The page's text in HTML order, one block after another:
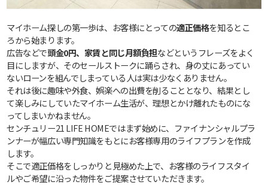
マイホーム探しの第一歩は、お客様にとっての適正価格を知るとこ
ろから始まります。
広告などで頭金0円、家賃と同じ月額負担などというフレーズをよく
目にしますが、そのセールストークに踊らされ、身の丈にあってい
ないローンを組んでしまっている人は実は少なくありません。
それは後に趣味や外食、娯楽への出費を削ることとなり、結果とし
て楽しみにしていたマイホーム生活が、理想とかけ離れたものにな
ってしまいかねません。
センチュリー21 LIFE HOMEではまず始めに、ファイナンシャルプラ
ンナーが幅広い専門知識をもとにお客様専用のライフプランを作成
します。
そこで適正価格をしっかりと見極めた上で、お客様のライフスタイ
ルやご希望に沿った物件をご提案させていただきます。